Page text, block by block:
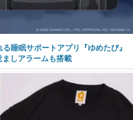
睡眠サポートアプリ『ゆめたび』
しアラームも搭載